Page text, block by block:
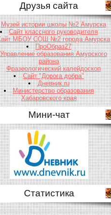
Друзья сайта
Музей истории школы №2 Амурска
Сайт классного руководителя
МБОУ СОШ №2 города Амурска
ПроОбраз27
Управление образования Амурского
района
Фразеологический калейдоскоп
Сайт "Дорога добра"
Дневник.ru
Министерство образования
Хабаровского края
Мини-чат
Статистика